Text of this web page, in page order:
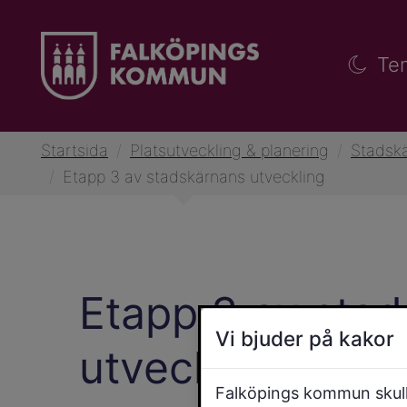
Startsida Platsutveckling & planering
Etapp 3 av stadskärnans utveckling
Etapp 3 av
utveckling
Vi bjuder på kakor
Falköpings kommun